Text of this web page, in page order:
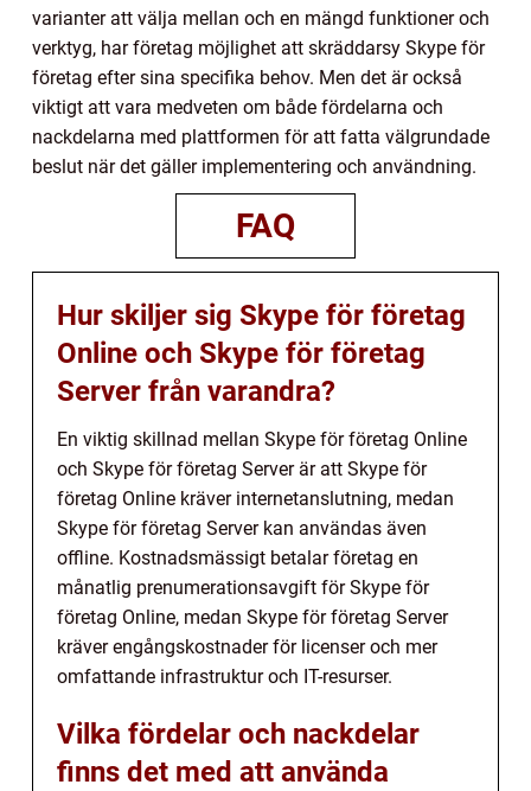
varianter att välja mellan och en mängd funktioner och
verktyg, har företag möjlighet att skräddarsy Skype för
företag efter sina specifika behov. Men det är också
viktigt att vara medveten om både fördelarna och
nackdelarna med plattformen för att fatta välgrundade
beslut när det gäller implementering och användning.
FAQ
Hur skiljer sig Skype för företag
Online och Skype för företag
Server från varandra?
En viktig skillnad mellan Skype för företag Online
och Skype för företag Server är att Skype för
företag Online kräver internetanslutning, medan
Skype för företag Server kan användas även
offline. Kostnadsmässigt betalar företag en
månatlig prenumerationsavgift för Skype för
företag Online, medan Skype för företag Server
kräver engångskostnader för licenser och mer
omfattande infrastruktur och IT-resurser.
Vilka fördelar och nackdelar
finns det med att använda